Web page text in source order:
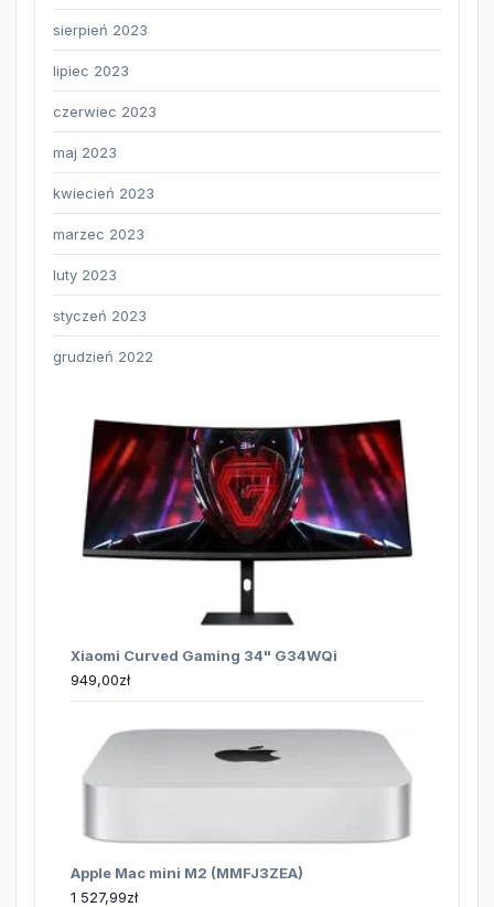
sierpień 2023
lipiec 2023
czerwiec 2023
maj 2023
kwiecień 2023
marzec 2023
luty 2023
styczeń 2023
grudzień 2022
Xiaomi Curved Gaming 34" G34WQi
949,00zł
Apple Mac mini M2 (MMFJ3ZEA)
1 527,99zł